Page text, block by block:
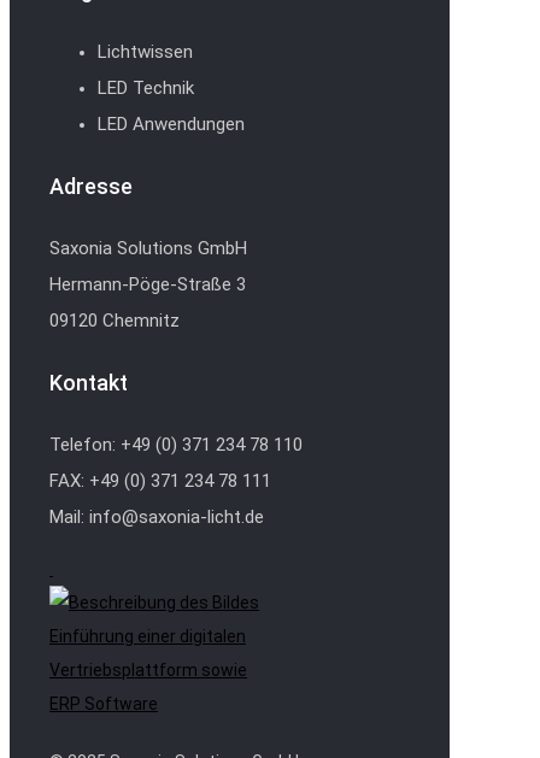
Lichtwissen
LED Technik
LED Anwendungen
Adresse
Saxonia Solutions GmbH
Hermann-Pöge-Straße 3
09120 Chemnitz
Kontakt
Telefon: +49 (0) 371 234 78 110
FAX: +49 (0) 371 234 78 111
Mail: info@saxonia-licht.de
Einführung einer digitalen
Vertriebsplattform sowie
ERP Software